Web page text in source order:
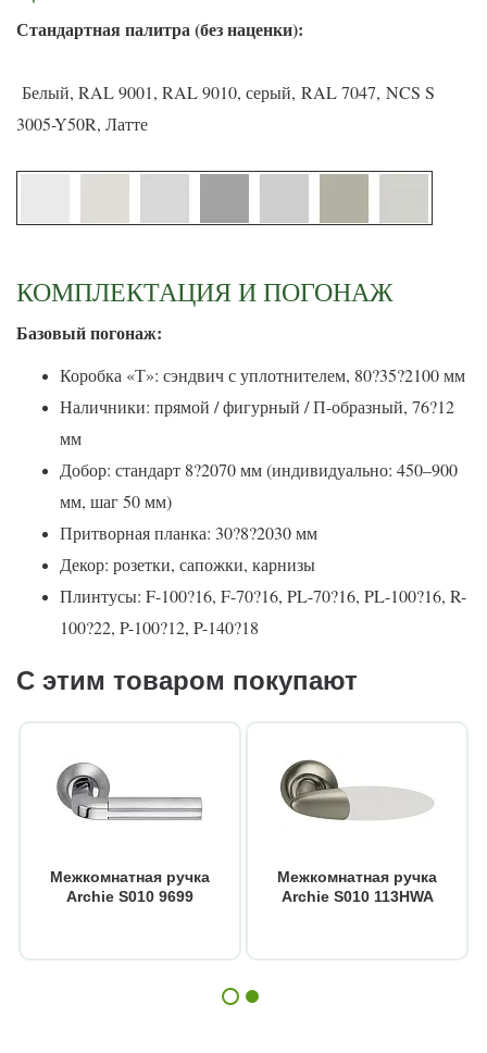
Стандартная палитра (без наценки):
Белый, RAL 9001, RAL 9010, серый, RAL 7047, NCS S
3005-Y50R, Латте
КОМПЛЕКТАЦИЯ И ПОГОНАЖ
Базовый погонаж:
Коробка «Т»: сэндвич с уплотнителем, 80?35?2100 мм
Наличники: прямой / фигурный / П-образный, 76?12
мм
Добор: стандарт 8?2070 мм (индивидуально: 450–900
мм, шаг 50 мм)
Притворная планка: 30?8?2030 мм
Декор: розетки, сапожки, карнизы
Плинтусы: F-100?16, F-70?16, PL-70?16, PL-100?16, R-
100?22, P-100?12, P-140?18
С этим товаром покупают
Межкомнатная ручка
Archie S010 9699
Межкомнатная ручка
Archie S010 113HWA